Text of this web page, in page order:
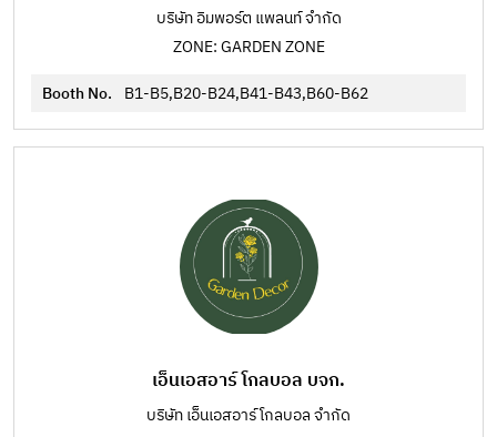
บริษัท อิมพอร์ต แพลนท์ จำกัด
ZONE: GARDEN ZONE
Booth No. B1-B5,B20-B24,B41-B43,B60-B62
เอ็นเอสอาร์ โกลบอล บจก.
บริษัท เอ็นเอสอาร์ โกลบอล จำกัด